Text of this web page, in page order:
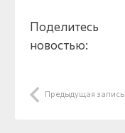
Поделитесь
новостью:
Предыдущая запись